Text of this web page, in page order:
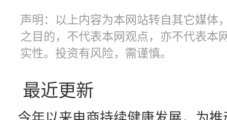
声明：以上内容为本网站转自其它媒体
之目的，不代表本网观点，亦不代表本
实性。投资有风险，需谨慎。
最近更新